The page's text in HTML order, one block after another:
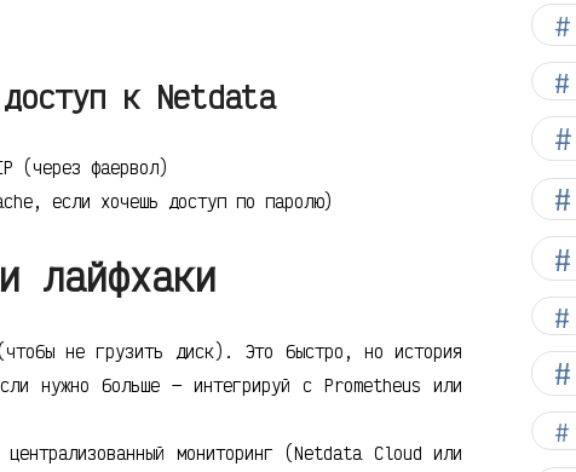
к Netdata
(через фаервол)
если хочешь доступ по паролю)
лайфхаки
не грузить диск). Это быстро, но история
нужно больше — интегрируй с Prometheus или
мониторинг (Netdata Cloud или